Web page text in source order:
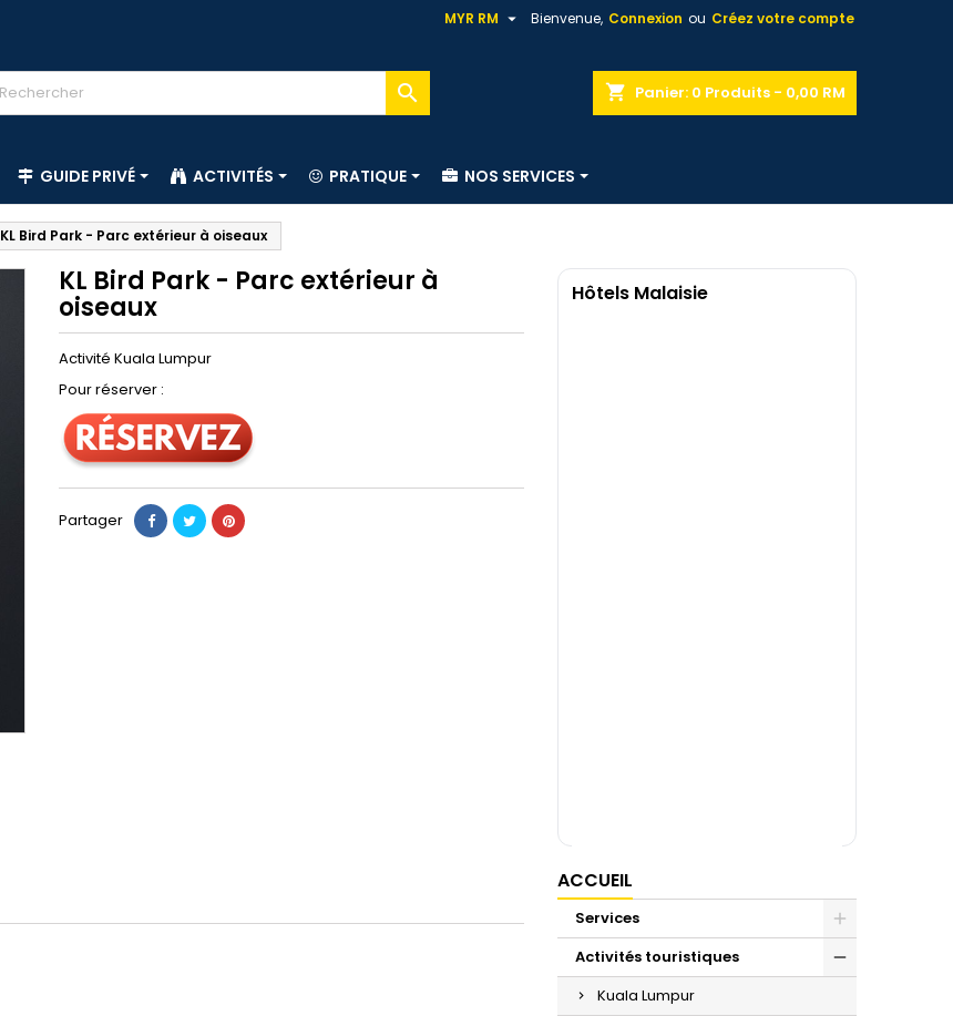
Bienvenue, Connexion ou Créez votre compte
MYR RM 
shopping_cart Panier: 0 Produits - 0,00 RM

GUIDE PRIVÉ ACTIVITÉS PRATIQUE NOS SERVICES
KL Bird Park - Parc extérieur à oiseaux
KL Bird Park - Parc extérieur à
oiseaux
Activité Kuala Lumpur
Pour réserver :
Partager
Hôtels Malaisie
ACCUEIL
Services
Activités touristiques
Kuala Lumpur